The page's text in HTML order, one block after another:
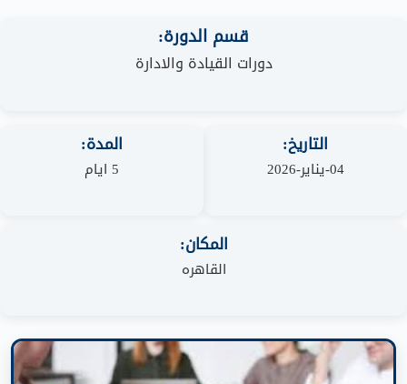
قسم الدورة:
دورات القيادة والادارة
التاريخ:
04-يناير-2026
المدة:
5 ايام
المكان:
القاهره